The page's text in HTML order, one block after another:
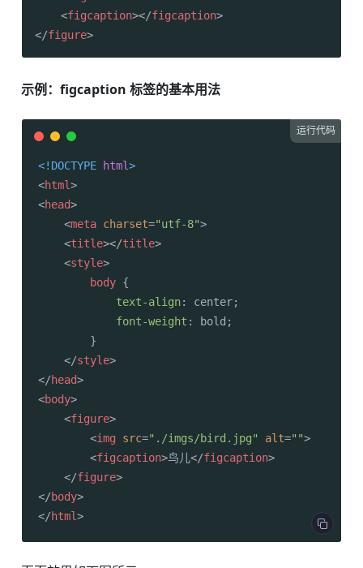
<figcaption></figcaption>
</figure>
示例：figcaption 标签的基本用法
运行代码
<!DOCTYPE html>
<html>
<head>
<meta charset="utf-8">
<title></title>
<style>
body {
text-align: center;
font-weight : bold;
        }
</style>
</head>
<body>
<figure>
<img src="./imgs/bird.jpg" alt="">
<figcaption>鸟儿</figcaption>
</figure>
</body>
</html>